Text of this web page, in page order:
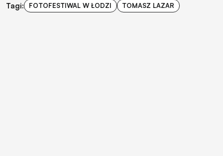
Tagi: FOTOFESTIWAL W ŁODZI TOMASZ LAZAR